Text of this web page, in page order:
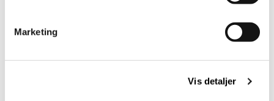
Marketing
Vis detaljer